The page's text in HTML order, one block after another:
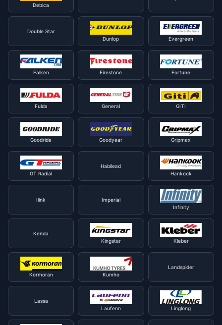
Debica
Double Star
Dunlop
Evergreen
Falken Firestone Fortune
Fulda General GITI
Goodride Goodyear Gripmax
GT Radial
Habilead
Hankook
Ilink
Imperial
Infinity
Kenda
Kingstar
Kleber
Kormoran Kumho
Landspider
Lassa
Laufenn
Linglong